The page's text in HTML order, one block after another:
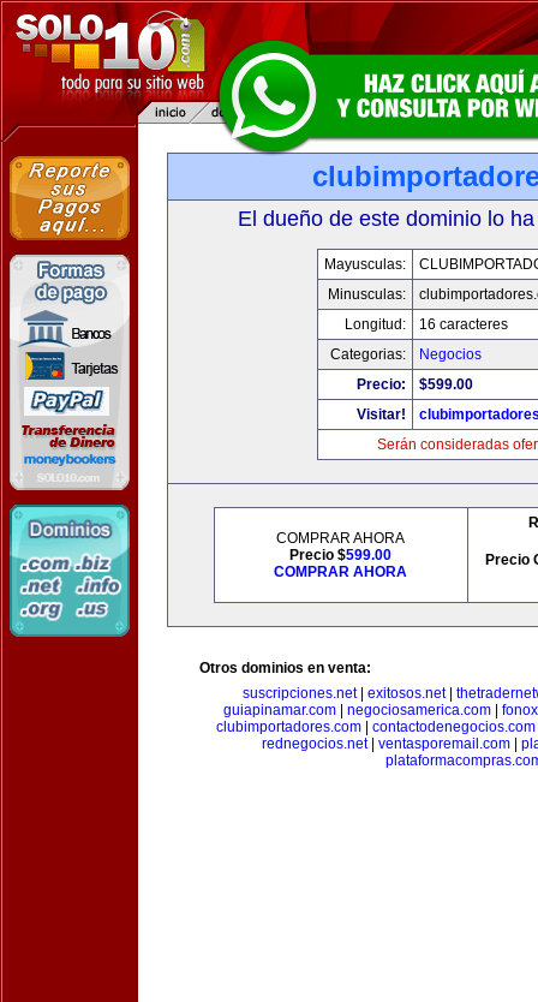
El dueño de este dominio lo
Mayusculas:
Minusculas:
Longitud:
16 caracteres
Categorias:
Negocios
Precio:
$599.00
Visitar!
Serán consideradas
COMPRAR AHORA
Precio $599.00
COMPRAR AHORA
Precio
Otros dominios en venta:
suscripciones.net| exitosos.net|
guiapinamar.com
negociosamerica.com
clubimportadores.com
contactodenegocios.com
rednegocios.net| ventasporemail.com